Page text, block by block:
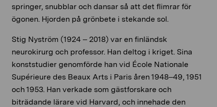
springer, snubblar och dansar så att det flimrar för
ögonen. Hjorden på grönbete i stekande sol.
Stig Nyström (1924 – 2018) var en finländsk
neurokirurg och professor. Han deltog i kriget. Sina
konststudier genomförde han vid École Nationale
Supérieure des Beaux Arts i Paris åren 1948–49, 1951
och 1953. Han verkade som gästforskare och
biträdande lärare vid Harvard, och innehade den